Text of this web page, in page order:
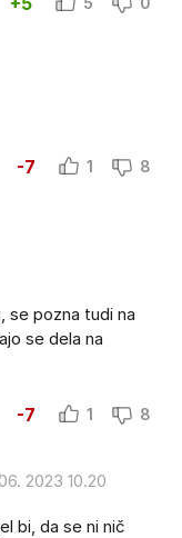
-7 1 8
se pozna tudi na
se dela na
-7 1 8
2023 10.20
bi, da se ni nič